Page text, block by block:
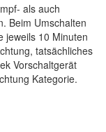
als auch
Beim Umschalten
jeweils 10 Minuten
tatsächliches
Vorschaltgerät
Kategorie.